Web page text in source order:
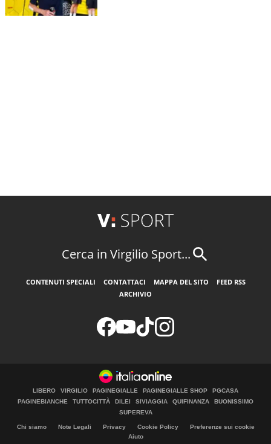
Cerca in Virgilio Sport...
CONTENUTI SPECIALI CONTATTACI MAPPA DEL SITO
FEED RSS
ARCHIVIO
LIBERO VIRGILIO PAGINEGIALLE PAGINEGIALLE SHOP
PGCASA
PAGINEBIANCHE
TUTTOCITTÀ DILEI SIVIAGGIA QUIFINANZA
BUONISSIMO
SUPEREVA
Chi siamo Note Legali Privacy Cookie Policy
Preferenze sui cookie
Aiuto